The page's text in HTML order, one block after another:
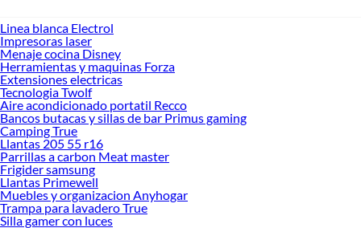
Linea blanca Electrol
Impresoras laser
Menaje cocina Disney
Herramientas y maquinas Forza
Extensiones electricas
Tecnologia Twolf
Aire acondicionado portatil Recco
Bancos butacas y sillas de bar Primus gaming
Camping True
Llantas 205 55 r16
Parrillas a carbon Meat master
Frigider samsung
Llantas Primewell
Muebles y organizacion Anyhogar
Trampa para lavadero True
Silla gamer con luces